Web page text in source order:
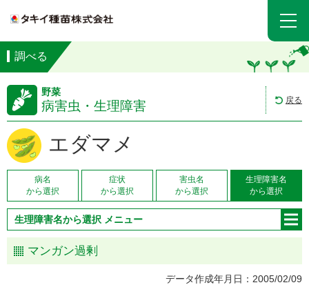
調べる
野菜
病害虫・生理障害 戻る
エダマメ
病名
から選択
症状
から選択
害虫名
から選択
生理障害名
から選択
生理障害名から選択 メニュー
マンガン過剰
データ作成年月日：2005/02/09